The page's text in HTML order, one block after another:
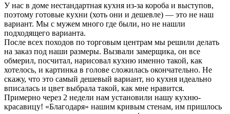
У нас в доме нестандартная кухня из-за короба и выступов,
поэтому готовые кухни (хоть они и дешевле) — это не наш
вариант. Мы с мужем много где были, но не нашли
подходящего варианта.
После всех походов по торговым центрам мы решили делать
на заказ под наши размеры. Вызвали замерщика, он все
обмерил, посчитал, нарисовал кухню именно такой, как
хотелось, и картинка в голове сложилась окончательно. Не
скажу, что это самый дешевый вариант, но кухня идеально
вписалась и цвет выбрала такой, как мне нравится.
Примерно через 2 недели нам установили нашу кухню-
красавицу! «Благодаря» нашим кривым стенам, им пришлось